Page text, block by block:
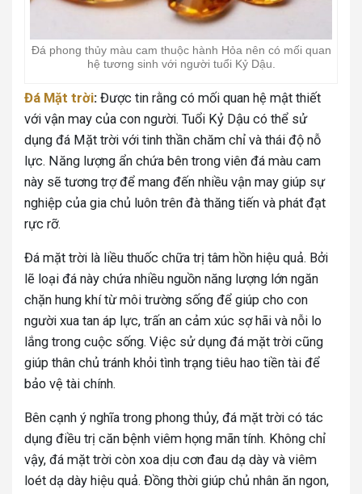
Đá phong thủy màu cam thuộc hành Hỏa nên có mối quan
hệ tương sinh với người tuổi Kỷ Dậu.
Đá Mặt trời: Được tin rằng có mối quan hệ mật thiết
với vận may của con người. Tuổi Kỷ Dậu có thể sử
dụng đá Mặt trời với tinh thần chăm chỉ và thái độ nỗ
lực. Năng lượng ẩn chứa bên trong viên đá màu cam
này sẽ tương trợ để mang đến nhiều vận may giúp sự
nghiệp của gia chủ luôn trên đà thăng tiến và phát đạt
rực rỡ.
Đá mặt trời là liều thuốc chữa trị tâm hồn hiệu quả. Bởi
lẽ loại đá này chứa nhiều nguồn năng lượng lớn ngăn
chặn hung khí từ môi trường sống để giúp cho con
người xua tan áp lực, trấn an cảm xúc sợ hãi và nỗi lo
lắng trong cuộc sống. Việc sử dụng đá mặt trời cũng
giúp thân chủ tránh khỏi tình trạng tiêu hao tiền tài để
bảo vệ tài chính.
Bên cạnh ý nghĩa trong phong thủy, đá mặt trời có tác
dụng điều trị căn bệnh viêm họng mãn tính. Không chỉ
vậy, đá mặt trời còn xoa dịu cơn đau dạ dày và viêm
loét dạ dày hiệu quả. Đồng thời giúp chủ nhân ăn ngon,